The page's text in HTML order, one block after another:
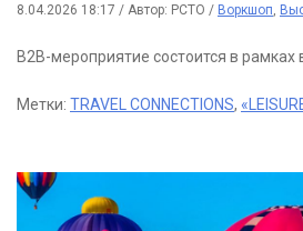
8.04.2026 18:17 / Автор: РСТО / Воркшоп
В2В-мероприятие состоится в рамках
Метки: TRAVEL CONNECTIONS,